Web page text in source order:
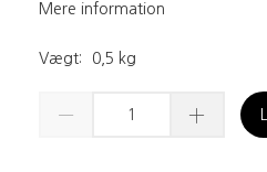
Mere information
Vægt: 0,5 kg